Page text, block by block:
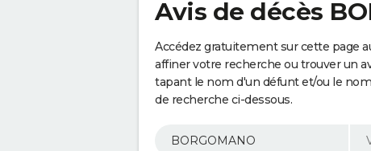
Avis de décès
Accédez gratuitement sur cette page
affiner votre recherche ou trouver un
tapant le nom d'un défunt et/ou le
de recherche ci-dessous.